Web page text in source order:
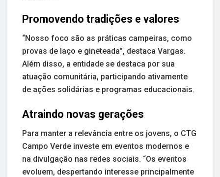
Promovendo tradições e valores
“Nosso foco são as práticas campeiras, como
provas de laço e gineteada”, destaca Vargas.
Além disso, a entidade se destaca por sua
atuação comunitária, participando ativamente
de ações solidárias e programas educacionais.
Atraindo novas gerações
Para manter a relevância entre os jovens, o CTG
Campo Verde investe em eventos modernos e
na divulgação nas redes sociais. “Os eventos
evoluem, despertando interesse principalmente